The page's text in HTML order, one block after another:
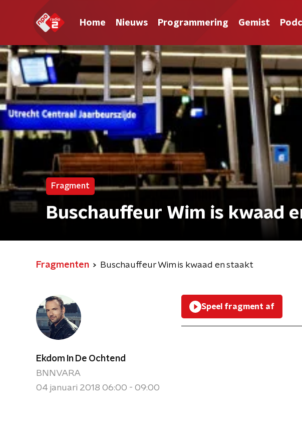
Home Nieuws Programmering Gemist
Fragment
Buschauffeur Wim is kwaad
Fragmenten Buschauffeur Wim is kwaad en staakt
Ekdom In De Ochtend
BNNVARA
04 januari 2018 06:00 - 09:00
Speel fragment af